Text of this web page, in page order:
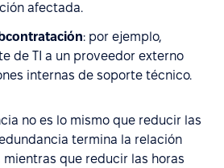
afectada.
: por ejemplo,
de TI a un proveedor externo
internas de soporte técnico.
no es lo mismo que reducir las
termina la relación
que reducir las horas